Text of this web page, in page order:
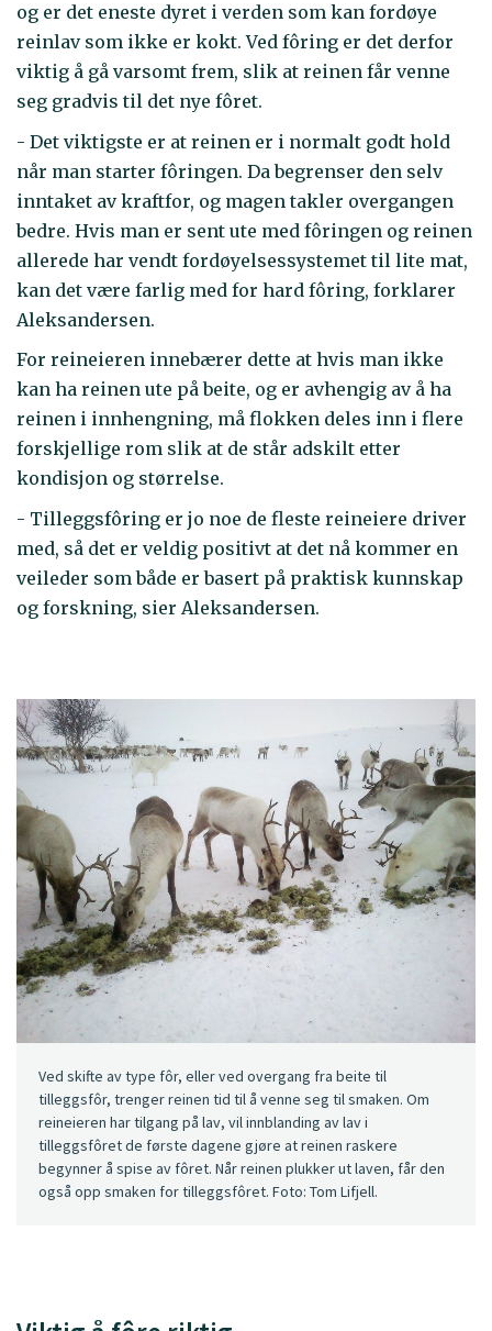
og er det eneste dyret i verden som kan fordøye
reinlav som ikke er kokt. Ved fôring er det derfor
viktig å gå varsomt frem, slik at reinen får venne
seg gradvis til det nye fôret.
- Det viktigste er at reinen er i normalt godt hold
når man starter fôringen. Da begrenser den selv
inntaket av kraftfor, og magen takler overgangen
bedre. Hvis man er sent ute med fôringen og reinen
allerede har vendt fordøyelsessystemet til lite mat,
kan det være farlig med for hard fôring, forklarer
Aleksandersen.
For reineieren innebærer dette at hvis man ikke
kan ha reinen ute på beite, og er avhengig av å ha
reinen i innhengning, må flokken deles inn i flere
forskjellige rom slik at de står adskilt etter
kondisjon og størrelse.
- Tilleggsfôring er jo noe de fleste reineiere driver
med, så det er veldig positivt at det nå kommer en
veileder som både er basert på praktisk kunnskap
og forskning, sier Aleksandersen.
Ved skifte av type fôr, eller ved overgang fra beite til
tilleggsfôr, trenger reinen tid til å venne seg til smaken. Om
reineieren har tilgang på lav, vil innblanding av lav i
tilleggsfôret de første dagene gjøre at reinen raskere
begynner å spise av fôret. Når reinen plukker ut laven, får den
også opp smaken for tilleggsfôret. Foto: Tom Lifjell.